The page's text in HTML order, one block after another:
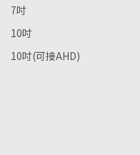
7吋
10吋
10吋(可接AHD)